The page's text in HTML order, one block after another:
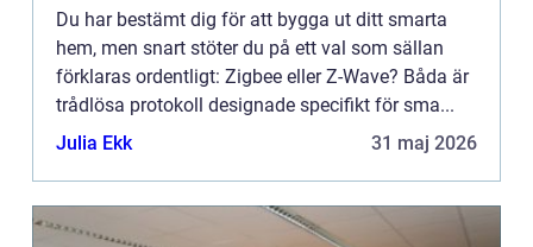
Du har bestämt dig för att bygga ut ditt smarta
hem, men snart stöter du på ett val som sällan
förklaras ordentligt: Zigbee eller Z-Wave? Båda är
trådlösa protokoll designade specifikt för sma...
Julia Ekk
31 maj 2026